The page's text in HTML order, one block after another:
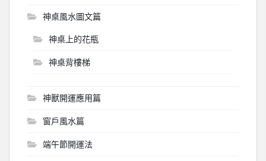
神桌風水圖文篇
神桌上的花瓶
神桌背樓梯
神獸開運應用篇
窗戶風水篇
端午節開運法